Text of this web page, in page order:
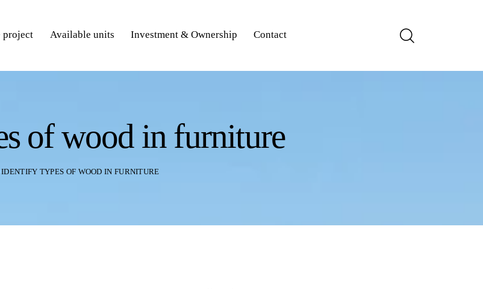
project Available units Investment & Ownership Contact
of wood in furniture
TYPES OF WOOD IN FURNITURE